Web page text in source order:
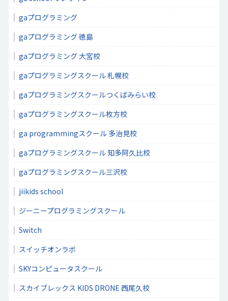
gaプログラミング
gaプログラミング 徳島
gaプログラミング 大宮校
gaプログラミングスクール 札幌校
gaプログラミングスクールつくばみらい校
gaプログラミングスクール枚方校
ga programmingスクール 多治見校
gaプログラミングスクール 知多阿久比校
gaプログラミングスクール三沢校
jiikids school
ジーニープログラミングスクール
Switch
スイッチオンラボ
SKYコンピュータスクール
スカイブレックス KIDS DRONE 西尾久校